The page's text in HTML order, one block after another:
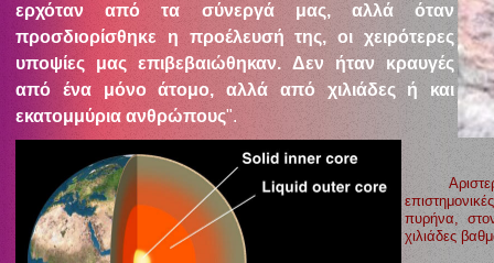
ερχόταν από τα σύνεργά μας, αλλά όταν
προσδιορίσθηκε η προέλευσή της, οι χειρότερες
υποψίες μας επιβεβαιώθηκαν. Δεν ήταν κραυγές
από ένα μόνο άτομο, αλλά από χιλιάδες ή και
εκατομμύρια ανθρώπους".
Αριστερά
πυρήνα,
χιλιάδες